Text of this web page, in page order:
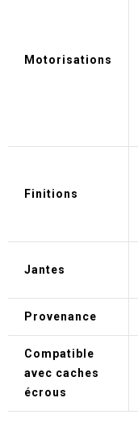
Motorisations
Finitions
Jantes
Provenance
Compatible
avec caches
écrous